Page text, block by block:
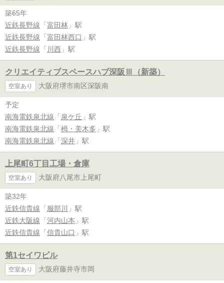
築65年
近鉄長野線 「 富田林 」駅
近鉄長野線 「 富田林西口 」駅
近鉄長野線 「 川西 」駅
クリエイティブスペースハブ深阪Ⅲ（新築）
空室あり 大阪府堺市南区深阪南
予定
南海電鉄泉北線 「 泉ケ丘 」駅
南海電鉄泉北線 「 栂・美木多 」駅
南海電鉄泉北線 「 深井 」駅
上尾町6丁目工場・倉庫
空室あり 大阪府八尾市上尾町
築32年
近鉄信貴線 「 服部川
」駅
近鉄大阪線 「 河内山本 」駅
近鉄信貴線 「 信貴山口 」駅
第1セイワビル
空室あり 大阪府藤井寺市岡